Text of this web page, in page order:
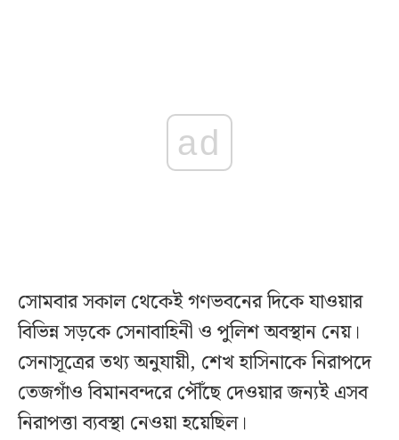
ad
সোমবার সকাল থেকেই গণভবনের দিকে যাওয়ার
বিভিন্ন সড়কে সেনাবাহিনী ও পুলিশ অবস্থান নেয়।
সেনাসূত্রের তথ্য অনুযায়ী, শেখ হাসিনাকে নিরাপদে
তেজগাঁও বিমানবন্দরে পৌঁছে দেওয়ার জন্যই এসব
নিরাপত্তা ব্যবস্থা নেওয়া হয়েছিল।